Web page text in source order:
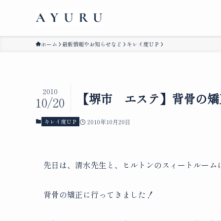
ホーム 最新情報やお知らせなど キレイ度ＵＰ
【堺市 エステ】背骨の
2010
10/20
キレイ度ＵＰ 2010年10月20日
先日は、清水先生と、ヒルトンのスィートルーム
背骨の矯正に行ってきました！